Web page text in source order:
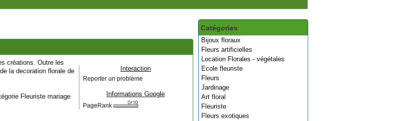
Catégories
Bijoux floraux
Fleurs artificielles
Location Florales - végétales
Ecole fleuriste
Fleurs
Jardinage
Art floral
Fleuriste
Fleurs exotiques
créations. Outre les
la decoration florale de
Fleuriste mariage
Interaction
Reporter un problème
Informations Google
PageRank